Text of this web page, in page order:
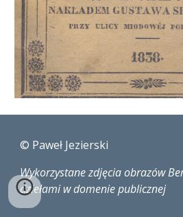
© Paweł Jezierski
Wykorzystane zdjęcia obrazów
dziełami w domenie publicznej